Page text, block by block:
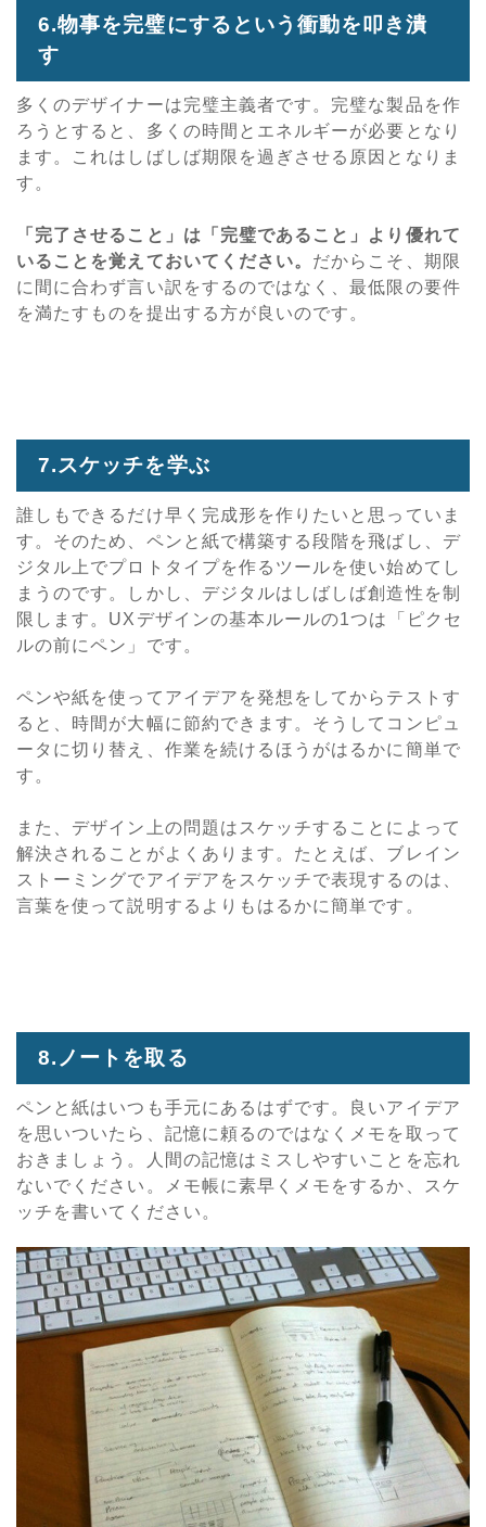
6.物事を完璧にするという衝動を叩き潰
す
多くのデザイナーは完璧主義者です。完璧な製品を作
ろうとすると、多くの時間とエネルギーが必要となり
ます。これはしばしば期限を過ぎさせる原因となりま
す。
「完了させること」は「完璧であること」より優れて
いることを覚えておいてください。 だからこそ、期限
に間に合わず言い訳をするのではなく、最低限の要件
を満たすものを提出する方が良いのです。
7.スケッチを学ぶ
誰しもできるだけ早く完成形を作りたいと思っていま
す。そのため、ペンと紙で構築する段階を飛ばし、デ
ジタル上でプロトタイプを作るツールを使い始めてし
まうのです。しかし、デジタルはしばしば創造性を制
限します。UXデザインの基本ルールの1つは「ピクセ
ルの前にペン」です。
ペンや紙を使ってアイデアを発想をしてからテストす
ると、時間が大幅に節約できます。そうしてコンピュ
ータに切り替え、作業を続けるほうがはるかに簡単で
す。
また、デザイン上の問題はスケッチすることによって
解決されることがよくあります。たとえば、ブレイン
ストーミングでアイデアをスケッチで表現するのは、
言葉を使って説明するよりもはるかに簡単です。
8.ノートを取る
ペンと紙はいつも手元にあるはずです。良いアイデア
を思いついたら、記憶に頼るのではなくメモを取って
おきましょう。人間の記憶はミスしやすいことを忘れ
ないでください。メモ帳に素早くメモをするか、スケ
ッチを書いてください。